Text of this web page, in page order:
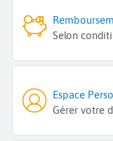
Selon
Espace
Gérer votre